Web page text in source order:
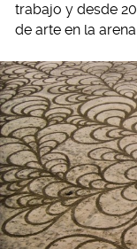
trabajo y desde
de arte en la arena.